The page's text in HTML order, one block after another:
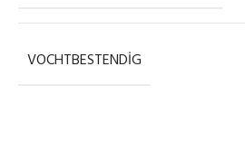
VOCHTBESTENDIG